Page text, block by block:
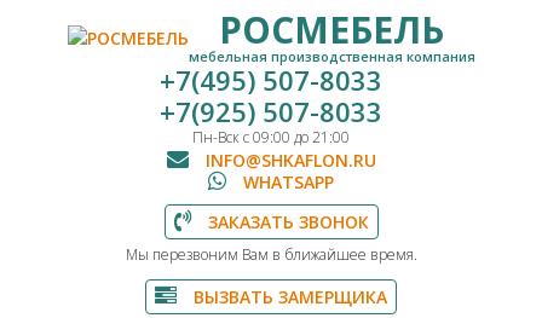
РОСМЕБЕЛЬ
мебельная производственная компания
+7(495) 507-8033
+7(925) 507-8033
Пн-Вск с 09:00 до 21:00
INFO@SHKAFLON.RU
WHATSAPP
ЗАКАЗАТЬ ЗВОНОК
Мы перезвоним Вам в ближайшее время.
ВЫЗВАТЬ ЗАМЕРЩИКА